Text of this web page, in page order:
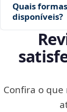
Quais
disponíveis?
Confira o